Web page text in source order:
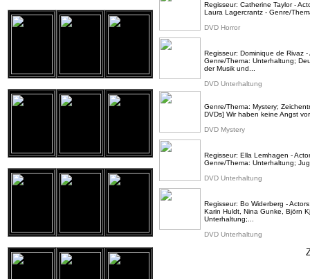
Regisseur: Catherine Taylor -
Laura Lagercrantz - Genre/
DVD Horror
Regisseur: Dominique de Rivaz
Genre/Thema: Unterhaltung;
der Musik und...
DVD Unterhaltung
Genre/Thema: Mystery;
DVDs] Wir haben keine Angst
DVD Mystery
Regisseur: Ella Lemhagen -
Genre/Thema: Unterhaltung;
DVD Unterhaltung
Regisseur: Bo Widerberg -
Karin Huldt, Nina Gunke, Björn
Unterhaltung;...
DVD Unterhaltung